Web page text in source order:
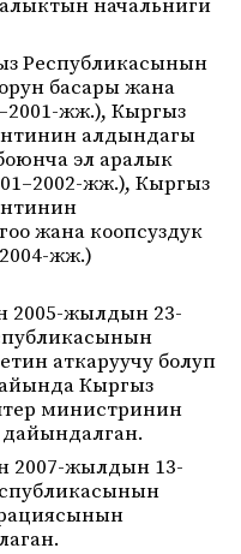
начальниги
Республикасынын
басары жана
жж.), Кыргыз
алдындагы
эл аралык
жж.), Кыргыз
жана коопсуздук
жж.)
2005-жылдын 23-
аткаруучу болуп
Кыргыз
министринин
2007-жылдын 13-